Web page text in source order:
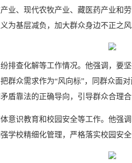
业、现代农牧产业、藏医药产业
基层减负，加大群众身边不正之
排查化解等工作情况。他强调，要
众需求作为“风向标”，同群众面
盾靠法的正确导向，引导群众合理合
意识教育和校园安全等工作。他强
学校精细化管理，严格落实校园安